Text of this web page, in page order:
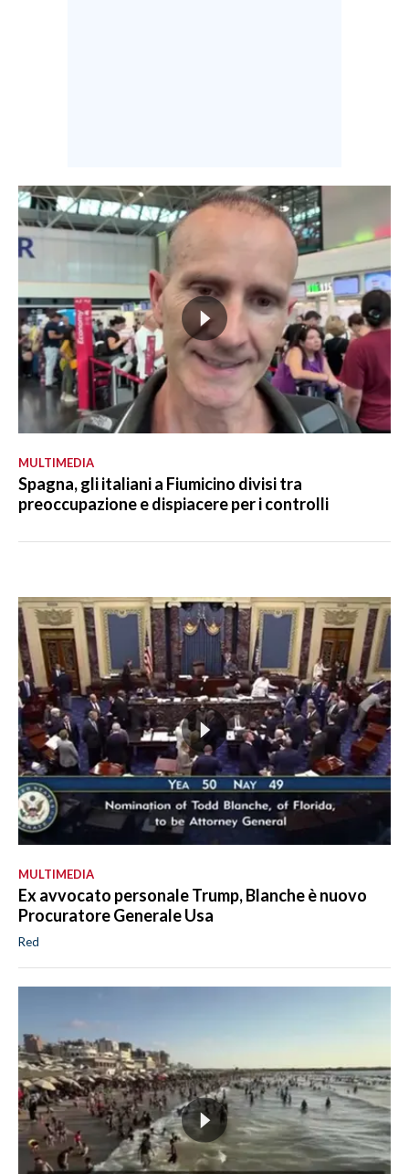
MULTIMEDIA
Spagna, gli italiani a Fiumicino divisi tra
preoccupazione e dispiacere per i controlli
MULTIMEDIA
Ex avvocato personale Trump, Blanche è nuovo
Procuratore Generale Usa
Red